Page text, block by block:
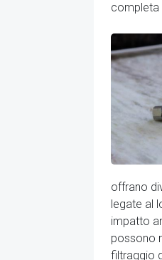
completa
offrano
legate al
impatto
possono
filtraggio